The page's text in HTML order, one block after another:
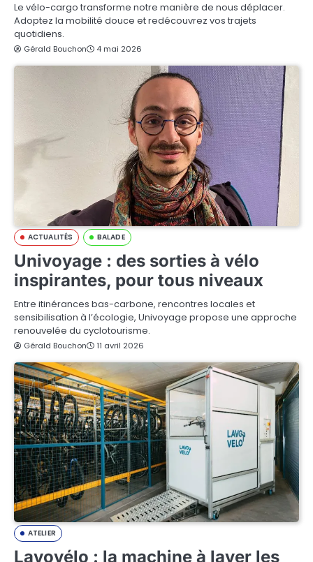
Le vélo-cargo transforme notre manière de nous déplacer.
Adoptez la mobilité douce et redécouvrez vos trajets
quotidiens.
Gérald Bouchon 4 mai 2026
ACTUALITÉS BALADE
Univoyage : des sorties à vélo
inspirantes, pour tous niveaux
Entre itinérances bas-carbone, rencontres locales et
sensibilisation à l’écologie, Univoyage propose une approche
renouvelée du cyclotourisme.
Gérald Bouchon 11 avril 2026
ATELIER
Lavovélo : la machine à laver les